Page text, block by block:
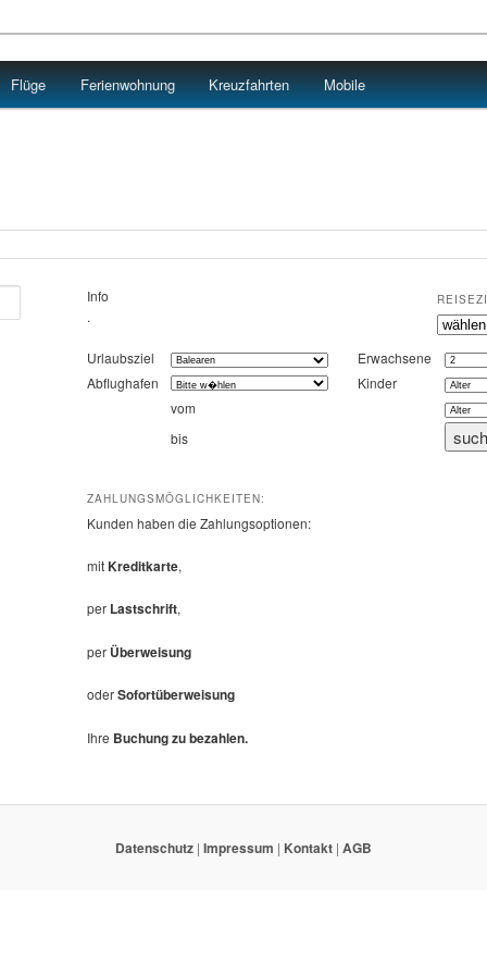
Flüge Ferienwohnung Kreuzfahrten Mobile
Info
.
Urlaubsziel
Erwachsene
Abflughafen
Kinder
vom
bis
ZAHLUNGSMÖGLICHKEITEN:
Kunden haben die Zahlungsoptionen:
mitKreditkarte,
per Lastschrift,
per Überweisung
oderSofortüberweisung
Ihre Buchung zu bezahlen.
Datenschutz | Impressum | Kontakt | AGB